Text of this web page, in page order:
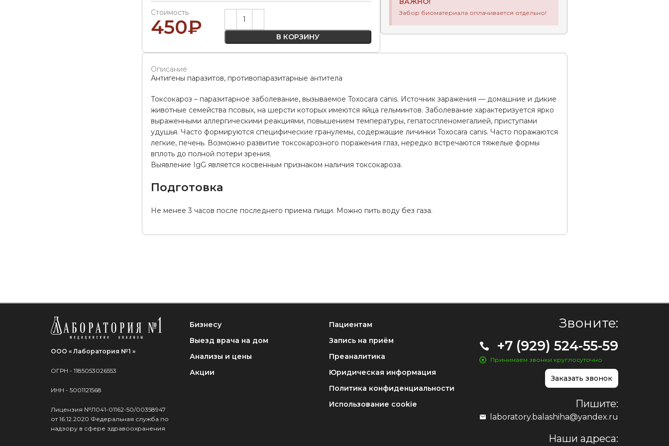
Стоимость
450₽ В КОРЗИНУ
Alternative: Забор биоматериала оплачивается отдельно!
Описание
Антигены паразитов, противопаразитарные антитела
Токсокароз – паразитарное заболевание, вызываемое Toxocara canis. Источник заражения — домашние и дикие
животные семейства псовых, на шерсти которых имеются яйца гельминтов. Заболевание характеризуется ярко
выраженными аллергическими реакциями, повышением температуры, гепатоспленомегалией, приступами
удушья. Часто формируются специфические гранулемы, содержащие личинки Toxocara canis. Часто поражаются
легкие, печень. Возможно развитие токсокарозного поражения глаз, нередко встречаются тяжелые формы
вплоть до полной потери зрения.
Выявление IgG является косвенным признаком наличия токсокароза.
Подготовка
Не менее 3 часов после последнего приема пищи. Можно пить воду без газа.
ООО « Лаборатория №1 »
ОГРН - 1185053026553
ИНН - 5001121568
Лицензия №Л041-01162-50/00358947
от 16.12.2020 Федеральная служба по
надзору в сфере здравоохранения
Бизнесу
Выезд врача на дом
Анализы и цены
Акции
Пациентам
Запись на приём
Преаналитика
Юридическая информация
Политика конфиденциальности
Использование cookie
Звоните:
+7 (929) 524-55-59
Принимаем звонки круглосуточно
Заказать звонок
Пишите:
laboratory.balashiha@yandex.ru
Наши адреса: